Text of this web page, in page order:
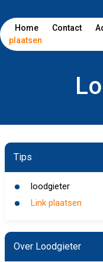
Home Contact
plaatsen
Tips
loodgieter
Link plaatsen
Over Loodgieter